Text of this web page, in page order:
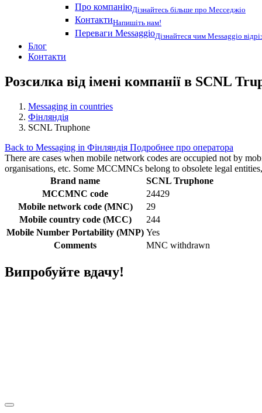
Про компаніюДізнайтесь більше про Месседжіо
КонтактиНапишіть нам!
Переваги MessaggioДізнайтеся чим Messaggio
Блог
Контакти
Розсилка від імені компанії в SCNL
Messaging in countries
Фінляндія
SCNL Truphone
Back to Messaging in Фінляндія Подробнее про оператора
There are cases when mobile network codes are occupied not by
organisations, etc. Some MCCMNCs belong to obsolete legal
Brand name
SCNL Truphone
MCCMNC code
24429
Mobile network code (MNC)
29
Mobile country code (MCC)
244
Mobile Number Portability (MNP) Yes
Comments
MNC withdrawn
Випробуйте вдачу!